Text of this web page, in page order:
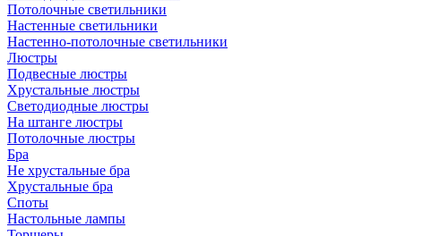
Потолочные светильники
Настенные светильники
Настенно-потолочные светильники
Люстры
Подвесные люстры
Хрустальные люстры
Светодиодные люстры
На штанге люстры
Потолочные люстры
Бра
Не хрустальные бра
Хрустальные бра
Споты
Настольные лампы